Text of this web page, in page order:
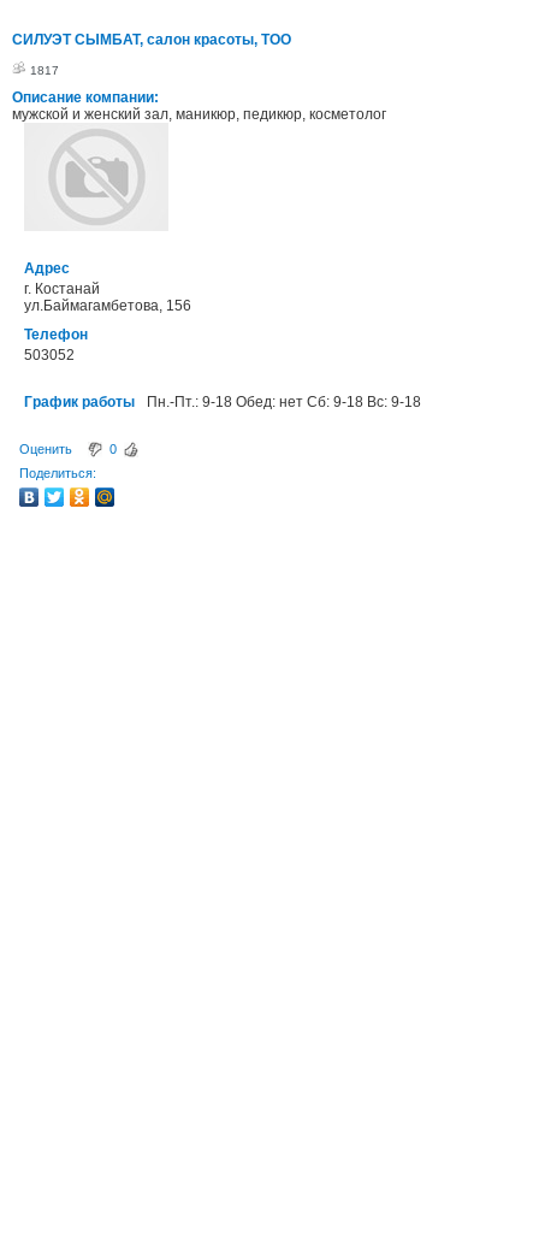
СИЛУЭТ СЫМБАТ, салон красоты, ТОО
1817
Описание компании:
мужской и женский зал, маникюр, педикюр, косметолог
Адрес
г. Костанай
ул.Баймагамбетова, 156
Телефон
503052
График работы Пн.-Пт.: 9-18 Обед: нет Сб: 9-18 Вс: 9-18
Оценить
0
Поделиться: